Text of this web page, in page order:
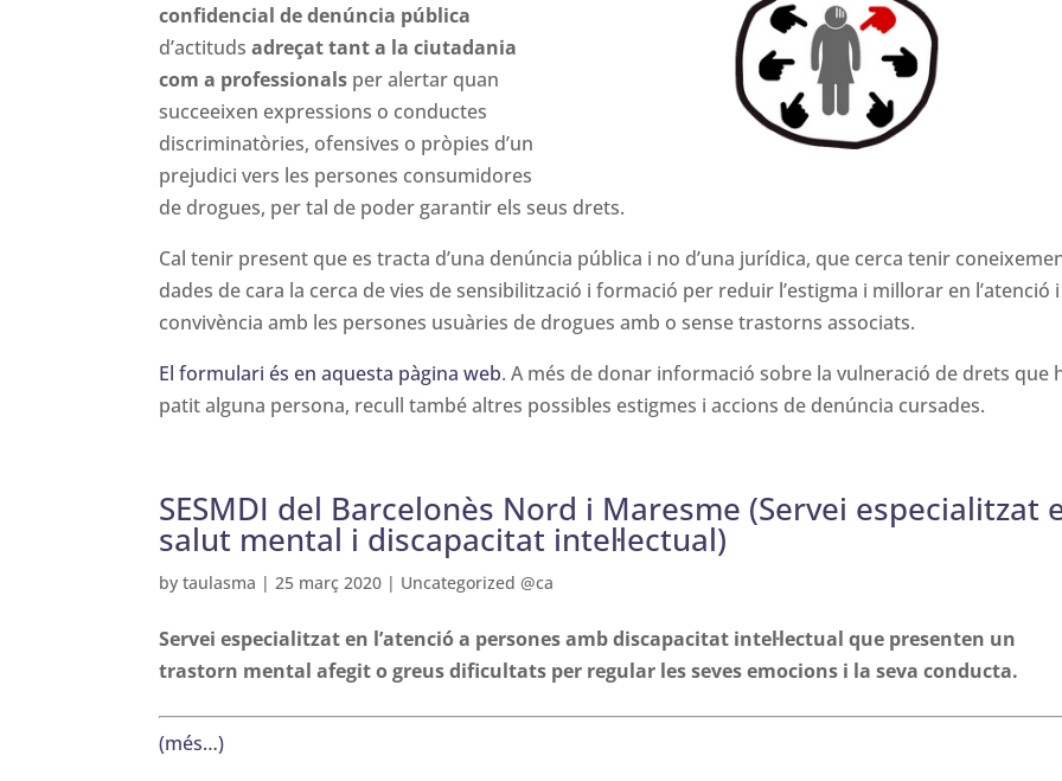
confidencial de denúncia pública
d’actitudsadreçat tant a la ciutadania
com a professionals per alertar quan
succeeixen expressions o conductes
discriminatòries, ofensives o pròpies d’un
prejudici vers les persones consumidores
de drogues, per tal de poder garantir els seus drets.
Cal tenir present que es tracta d’una denúncia pública i no d’una jurídica, que cerca tenir
dades de cara la cerca de vies de sensibilització i formació per reduir l’estigma i millorar en l’atenció i
convivència amb les persones usuàries de drogues amb o sense trastorns associats.
El formulari és en aquesta pàgina web. A més de donar informació sobre la vulneració de drets que
patit alguna persona, recull també altres possibles estigmes i accions de denúncia cursades.
SESMDI del Barcelonès Nord i Maresme (Servei especialitzat
salut mental i discapacitat intel·lectual)
bytaulasma | 25 març 2020 | Uncategorized @ca
Servei especialitzat en l’atenció a persones amb discapacitat intel·lectual que presenten un
trastorn mental afegit o greus dificultats per regular les seves emocions i la seva conducta.
(més…)